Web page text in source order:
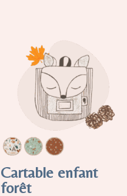
Cartable enfant
forêt